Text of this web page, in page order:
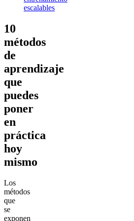
escalables
10
métodos
de
aprendizaje
que
puedes
poner
en
práctica
hoy
mismo
Los
métodos
que
se
exponen